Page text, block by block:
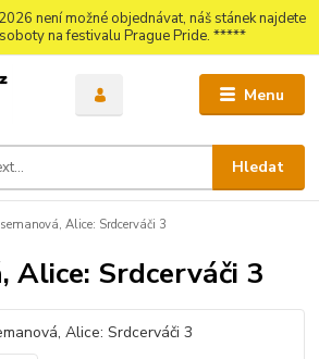
není možné objednávat, náš stánek najdete
na festivalu Prague Pride. *****
Menu
Hledat
Alice: Srdcerváči 3
Alice: Srdcerváči 3